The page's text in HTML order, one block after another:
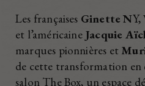
Les françaises Ginette NY,
et l’américaine Jacquie
marques pionnières et
de cette transformation en
salon The Box, un espace